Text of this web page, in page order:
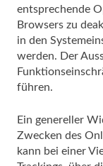
entsprechende
Browsers zu
in den
werden. Der
führen.
Ein genereller
Zwecken des
kann bei einer